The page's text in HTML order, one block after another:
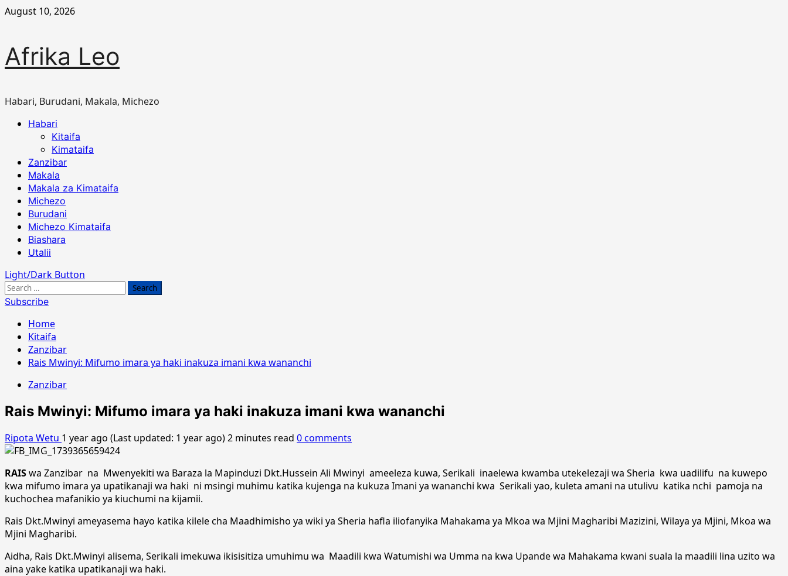
Skip
August 10, 2026
Afrika Leo
Habari, Burudani, Makala, Michezo
PrimaryHabari
Kitaifa
Kimataifa
Zanzibar
Makala
Makala za Kimataifa
Michezo
Burudani
Michezo Kimataifa
Biashara
Utalii
Light/Dark Button
Search
for:
Subscribe
Home
Kitaifa
Zanzibar
Rais Mwinyi: Mifumo imara ya haki inakuza imani kwa wananchi
Zanzibar
Rais Mwinyi: Mifumo imara ya haki inakuza imani kwa wananchi
Ripota Wetu 1 year ago (Last updated: 1 year ago)2 minutes read 0 comments
RAISwa Zanzibar na Mwenyekiti wa Baraza la Mapinduzi Dkt.Hussein Ali Mwinyi ameeleza kuwa, Serikali inaelewa kwamba utekelezaji wa Sheria kwa uadilifu na kuwepo
kwa mifumo imara ya upatikanaji wa haki ni msingi muhimu katika kujenga na kukuza Imani ya wananchi kwa Serikali yao, kuleta amani na utulivu katika nchi pamoja na
kuchochea mafanikio ya kiuchumi na kijamii.
Rais Dkt.Mwinyi ameyasema hayo katika kilele cha Maadhimisho ya wiki ya Sheria hafla iliofanyika Mahakama ya Mkoa wa Mjini Magharibi Mazizini, Wilaya ya Mjini, Mkoa wa
Mjini Magharibi.
Aidha, Rais Dkt.Mwinyi alisema, Serikali imekuwa ikisisitiza umuhimu wa Maadili kwa Watumishi wa Umma na kwa Upande wa Mahakama kwani suala la maadili lina uzito wa
aina yake katika upatikanaji wa haki.